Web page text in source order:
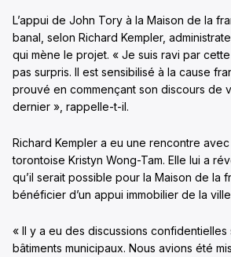
L’appui de John Tory à la Maison de la
banal, selon Richard Kempler,
qui mène le projet. « Je suis ravi par
pas surpris. Il est sensibilisé à la cause
prouvé en commençant son discours de
dernier », rappelle-t-il.
Richard Kempler a eu une rencontre
torontoise Kristyn Wong-Tam. Elle lui a
qu’il serait possible pour la Maison de la
bénéficier d’un appui immobilier de la
« Il y a eu des discussions confidentielles
bâtiments municipaux. Nous avions été